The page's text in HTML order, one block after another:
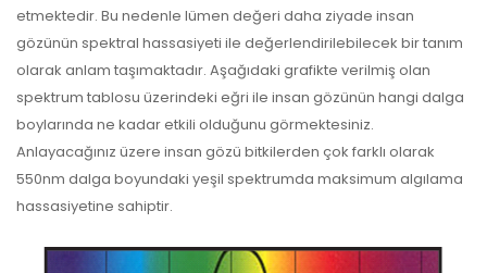
etmektedir. Bu nedenle lümen değeri daha ziyade insan
gözünün spektral hassasiyeti ile değerlendirilebilecek bir tanım
olarak anlam taşımaktadır. Aşağıdaki grafikte verilmiş olan
spektrum tablosu üzerindeki eğri ile insan gözünün hangi dalga
boylarında ne kadar etkili olduğunu görmektesiniz.
Anlayacağınız üzere insan gözü bitkilerden çok farklı olarak
550nm dalga boyundaki yeşil spektrumda maksimum algılama
hassasiyetine sahiptir.